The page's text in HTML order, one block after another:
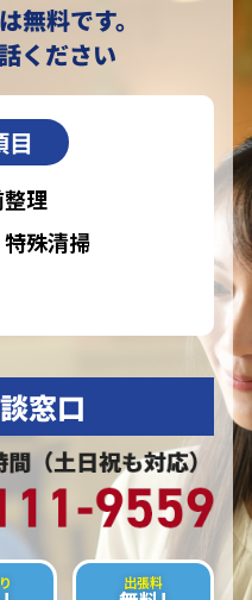
無料です。
ください
目
理
特殊清掃
窓口
出張料